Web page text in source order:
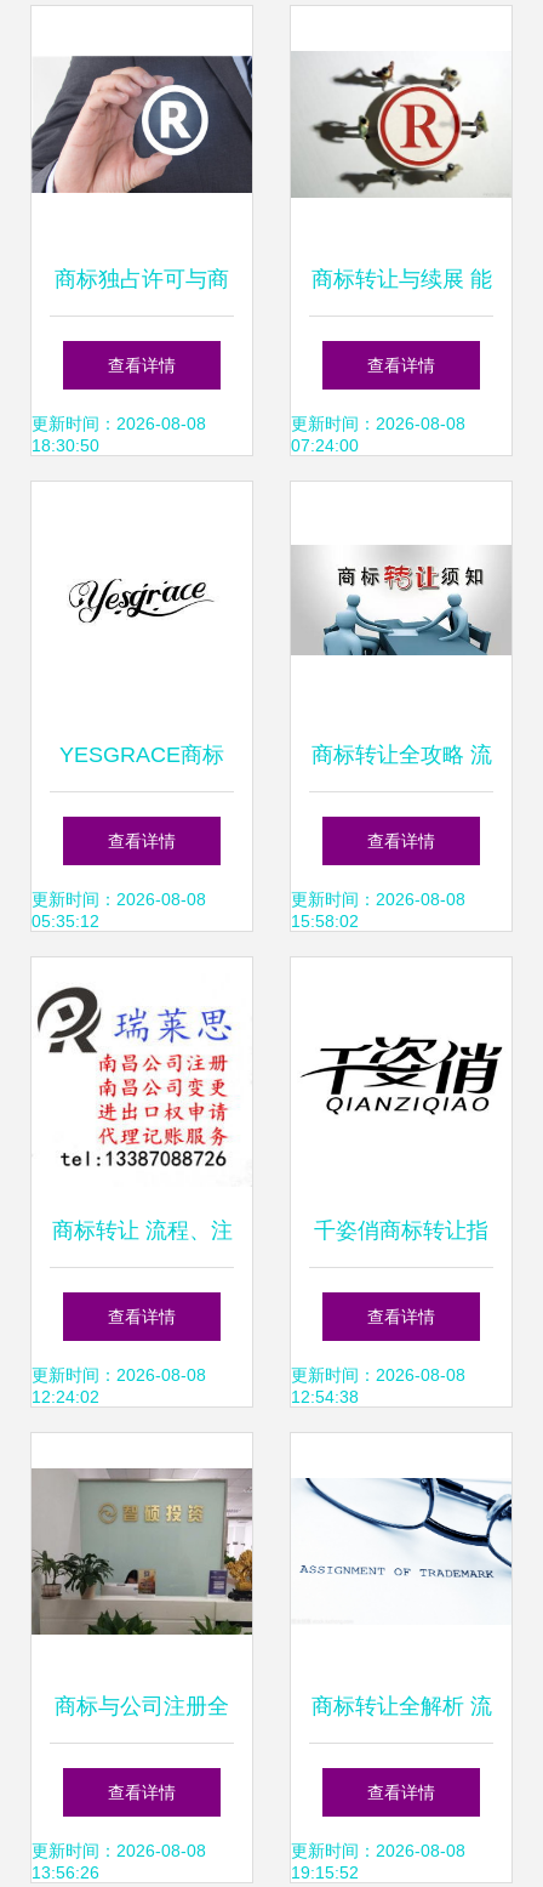
商标独占许可与商
标转让 两种不同的
商业授权模式
查看详情
更新时间：2026-08-08
18:30:50
商标转让与续展 能
否同时办理及其手
续详解
查看详情
更新时间：2026-08-08
07:24:00
YESGRACE商标
转让指南 流程、价
值与注意事项
查看详情
更新时间：2026-08-08
05:35:12
商标转让全攻略 流
程、风险与注意事
项一本通
查看详情
更新时间：2026-08-08
15:58:02
商标转让 流程、注
意事项与法律要点
解析
查看详情
更新时间：2026-08-08
12:24:02
千姿俏商标转让指
南 第05类医药品商
标的买卖流程与平
查看详情
更新时间：2026-08-08
12:54:38
商标与公司注册全
攻略 从注册到管理
的一站式服务解析
查看详情
更新时间：2026-08-08
13:56:26
商标转让全解析 流
程、风险与注意事
项
查看详情
更新时间：2026-08-08
19:15:52